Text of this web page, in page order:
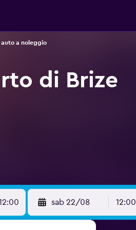
a noleggio
di Brize
sab 22/08 12:00